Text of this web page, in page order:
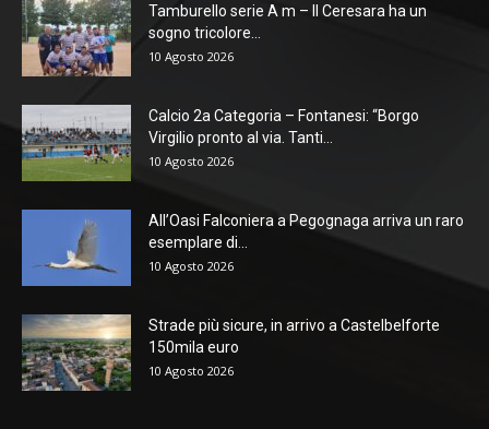
Tamburello serie A m – Il Ceresara ha un
sogno tricolore...
10 Agosto 2026
Calcio 2a Categoria – Fontanesi: “Borgo
Virgilio pronto al via. Tanti...
10 Agosto 2026
All’Oasi Falconiera a Pegognaga arriva un raro
esemplare di...
10 Agosto 2026
Strade più sicure, in arrivo a Castelbelforte
150mila euro
10 Agosto 2026